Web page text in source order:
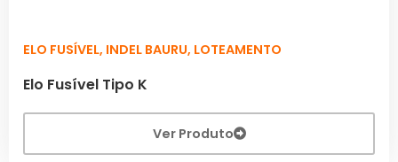
ELO FUSÍVEL, INDEL BAURU, LOTEAMENTO
Elo Fusível Tipo K
Ver Produto